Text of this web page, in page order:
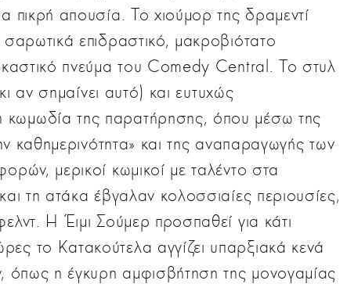
πικρή απουσία. Το χιούμορ της δραμεντί
επιδραστικό, μακροβιότατο
πνεύμα του Comedy Central. Το στυλ
αν σημαίνει αυτό) και ευτυχώς
της παρατήρησης, όπου μέσω της
καθημερινότητα» και της αναπαραγωγής των
μερικοί κωμικοί με ταλέντο στα
τη ατάκα έβγαλαν κολοσσιαίες περιουσίες,
Η Έιμι Σούμερ προσπαθεί για κάτι
το Κατακούτελα αγγίζει υπαρξιακά κενά
όπως η έγκυρη αμφισβήτηση της μονογαμίας